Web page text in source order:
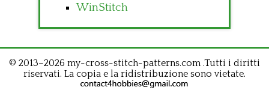
WinStitch
© 2013–2026 my-cross-stitch-patterns.com .Tutti i diritti
riservati. La copia e la ridistribuzione sono vietate.